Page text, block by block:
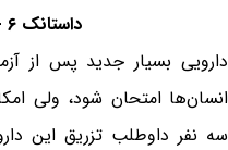
داستانک ۶ - داروی جدید
دارویی بسیار جدید پس از
انسان‌ها امتحان شود، ولی
سه نفر داوطلب تزریق این